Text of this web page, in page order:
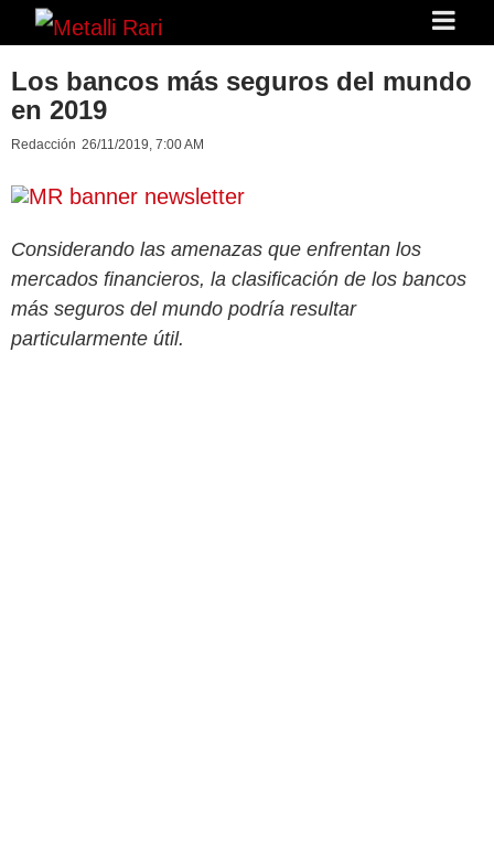
Los bancos más seguros del mundo
en 2019
Redacción 26/11/2019, 7:00 AM
Considerando las amenazas que enfrentan los
mercados financieros, la clasificación de los bancos
más seguros del mundo podría resultar
particularmente útil.